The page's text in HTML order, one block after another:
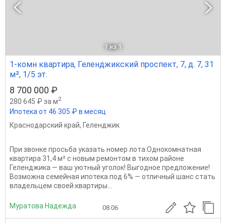
1 из 1
1-комн квартира, Геленджикский проспект, 7, д. 7, 31
м², 1/5 эт.
8 700 000 ₽
280 645 ₽ за м2
Ипотека от 46 305 ₽ в месяц
Краснодарский край, Геленджик
При звонке просьба указать номер лота:Однокомнатная
квартира 31,4 м² с новым ремонтом в тихом районе
Геленджика — ваш уютный уголок! Выгодное предложение!
Возможна семейная ипотека под 6% — отличный шанс стать
владельцем своей квартиры...
Муратова Надежда 08.06